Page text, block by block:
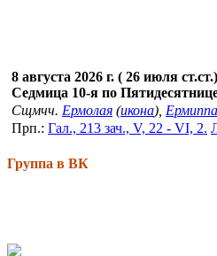
8 августа 2026 г. ( 26 июля
Седмица 10-я по
Сщмчч. Ермолая (икона), Ермиппа
Прп.: Гал., 213 зач., V, 22 - VI, 2.
Группа в ВК